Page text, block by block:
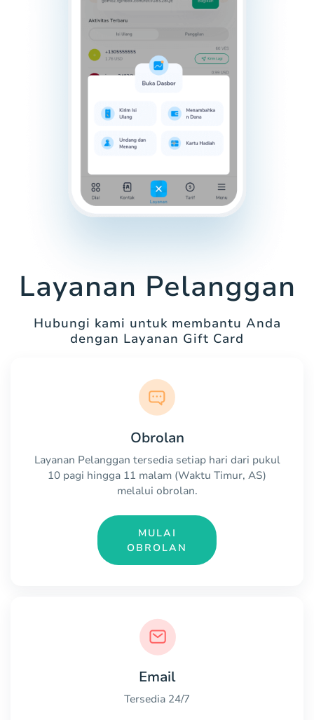
Layanan Pelanggan
Hubungi kami untuk membantu Anda
dengan Layanan Gift Card
Obrolan
Layanan Pelanggan tersedia setiap hari dari pukul
10 pagi hingga 11 malam (Waktu Timur, AS)
melalui obrolan.
MULAI
OBROLAN
Email
Tersedia 24/7